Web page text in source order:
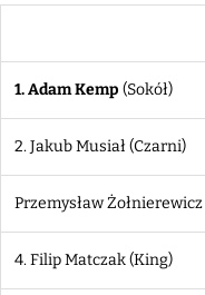
1. Adam Kemp (Sokół)
2. Jakub Musiał (Czarni)
Przemysław Żołnierewicz
4. Filip Matczak (King)